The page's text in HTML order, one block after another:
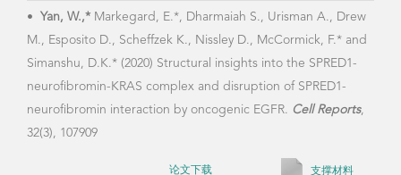
• Yan, W.,* Markegard, E.*, Dharmaiah S., Urisman A., Drew
M., Esposito D., Scheffzek K., Nissley D., McCormick, F.* and
Simanshu, D.K.* (2020) Structural insights into the SPRED1-
neurofibromin-KRAS complex and disruption of SPRED1-
neurofibromin interaction by oncogenic EGFR.
Cell Reports,
32(3), 107909
论文下载 支撑材料